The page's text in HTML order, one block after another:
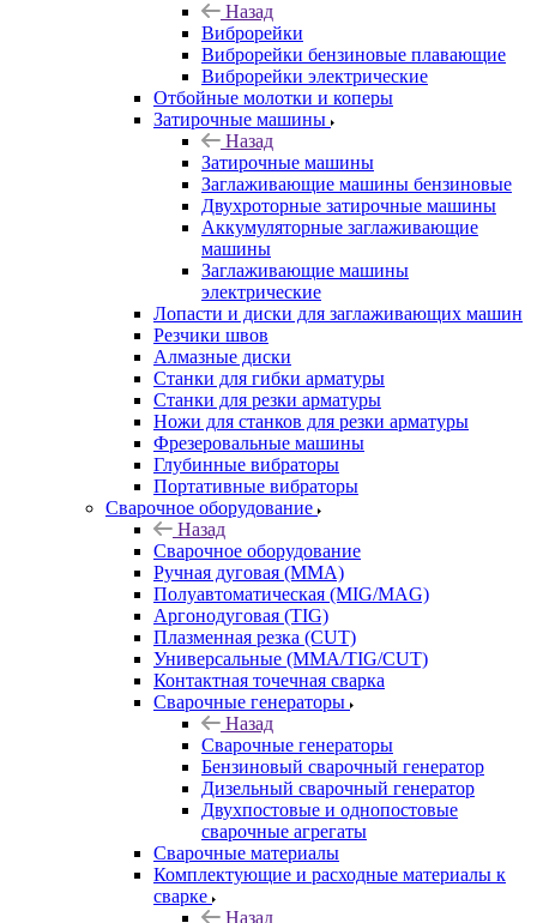
Назад
Виброрейки
Виброрейки бензиновые плавающие
Виброрейки электрические
Отбойные молотки и коперы
Затирочные машины
Назад
Затирочные машины
Заглаживающие машины бензиновые
Двухроторные затирочные машины
Аккумуляторные заглаживающие
машины
Заглаживающие машины
электрические
Лопасти и диски для заглаживающих машин
Резчики швов
Алмазные диски
Станки для гибки арматуры
Станки для резки арматуры
Ножи для станков для резки арматуры
Фрезеровальные машины
Глубинные вибраторы
Портативные вибраторы
Сварочное оборудование
Назад
Сварочное оборудование
Ручная дуговая (MMA)
Полуавтоматическая (MIG/MAG)
Аргонодуговая (TIG)
Плазменная резка (CUT)
Универсальные (MMA/TIG/CUT)
Контактная точечная сварка
Сварочные генераторы
Назад
Сварочные генераторы
Бензиновый сварочный генератор
Дизельный сварочный генератор
Двухпостовые и однопостовые
сварочные агрегаты
Сварочные материалы
Комплектующие и расходные материалы к
сварке
Назад